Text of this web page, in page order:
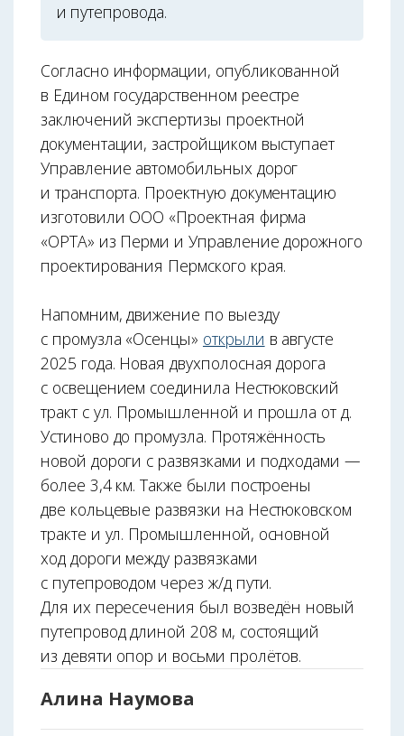
и путепровода.
Согласно информации, опубликованной
в Едином государственном реестре
заключений экспертизы проектной
документации, застройщиком выступает
Управление автомобильных дорог
и транспорта. Проектную документацию
изготовили ООО «Проектная фирма
«ОРТА» из Перми и Управление дорожного
проектирования Пермского края.
Напомним, движение по выезду
с промузла «Осенцы» открыли в августе
2025 года. Новая двухполосная дорога
с освещением соединила Нестюковский
тракт с ул. Промышленной и прошла от д.
Устиново до промузла. Протяжённость
новой дороги с развязками и подходами —
более 3,4 км. Также были построены
две кольцевые развязки на Нестюковском
тракте и ул. Промышленной, основной
ход дороги между развязками
с путепроводом через ж/д пути.
Для их пересечения был возведён новый
путепровод длиной 208 м, состоящий
из девяти опор и восьми пролётов.
Алина Наумова